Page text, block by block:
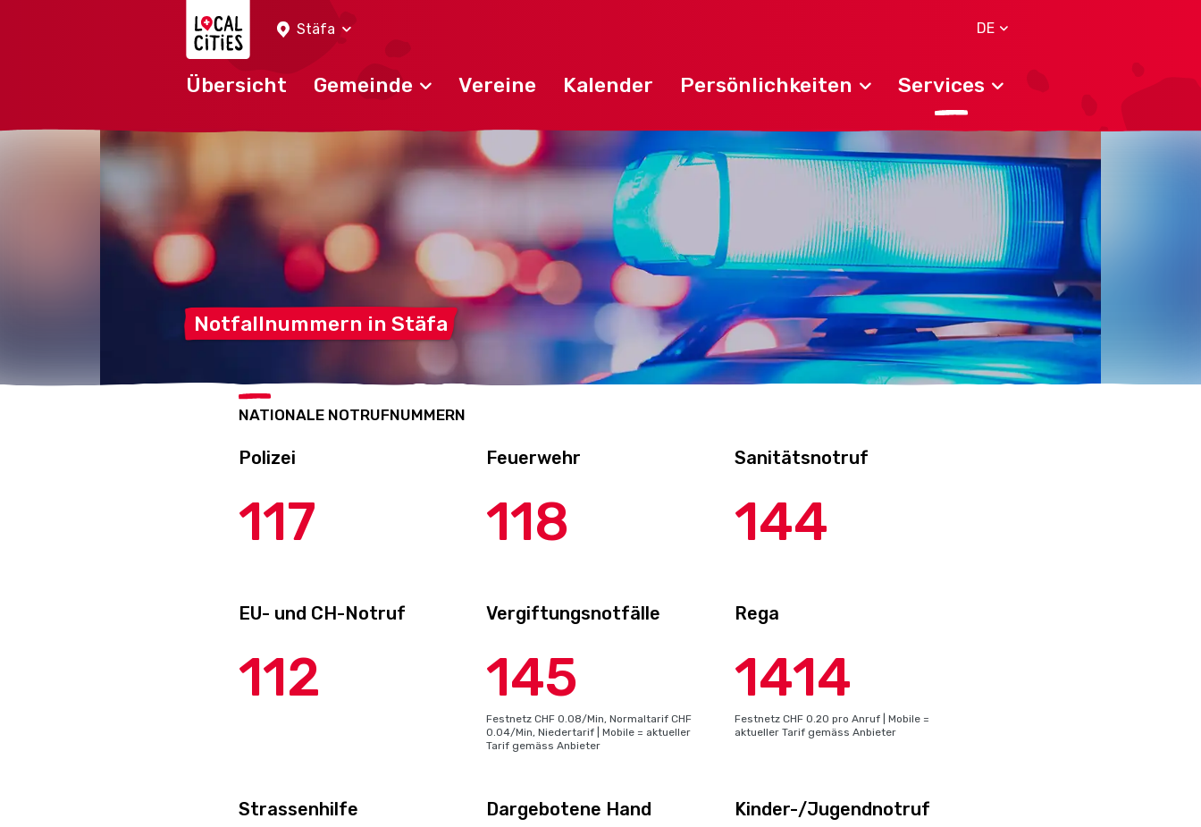
Stäfa
DE
Übersicht Gemeinde Vereine Kalender Persönlichkeiten Services
Notfallnummern in Stäfa
NATIONALE NOTRUFNUMMERN
Polizei
117
Feuerwehr
118
Sanitätsnotruf
144
EU- und CH-Notruf
112
Vergiftungsnotfälle
145
Festnetz CHF 0.08/Min, Normaltarif CHF
0.04/Min, Niedertarif | Mobile = aktueller
Tarif gemäss Anbieter
Rega
1414
Festnetz CHF 0.20 pro Anruf | Mobile =
aktueller Tarif gemäss Anbieter
Strassenhilfe Dargebotene Hand Kinder-/Jugendnotruf